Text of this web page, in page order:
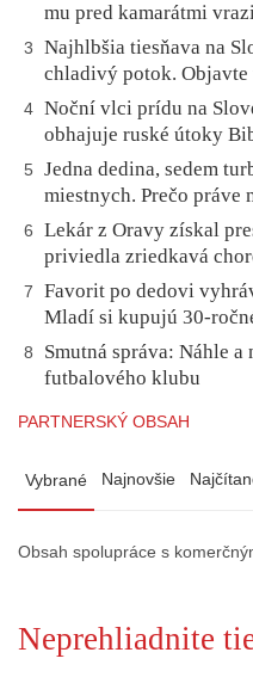
mu pred kamarátmi
3
Najhlbšia tiesňava na
chladivý potok. Objavte
4 Noční vlci prídu na
obhajuje ruské útoky
5
Jedna dedina, sedem
miestnych. Prečo práve
6
Lekár z Oravy získal
priviedla zriedkavá
7
Favorit po dedovi
Mladí si kupujú 30-
8
Smutná správa: Náhle a
futbalového klubu
PARTNERSKÝ OBSAH
Vybrané Najnovšie
Obsah spolupráce s
Neprehliadnite